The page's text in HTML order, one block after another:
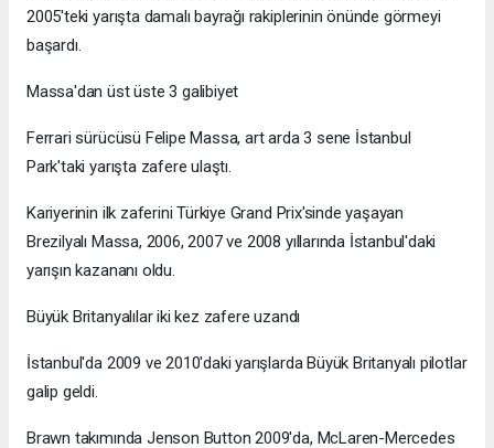
2005'teki yarışta damalı bayrağı rakiplerinin önünde görmeyi
başardı.
Massa'dan üst üste 3 galibiyet
Ferrari sürücüsü Felipe Massa, art arda 3 sene İstanbul
Park'taki yarışta zafere ulaştı.
Kariyerinin ilk zaferini Türkiye Grand Prix'sinde yaşayan
Brezilyalı Massa, 2006, 2007 ve 2008 yıllarında İstanbul'daki
yarışın kazananı oldu.
Büyük Britanyalılar iki kez zafere uzandı
İstanbul'da 2009 ve 2010'daki yarışlarda Büyük Britanyalı pilotlar
galip geldi.
Brawn takımında Jenson Button 2009'da, McLaren-Mercedes